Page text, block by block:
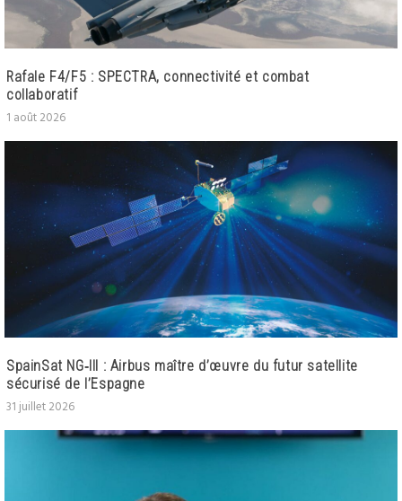
Rafale F4/F5 : SPECTRA, connectivité et combat
collaboratif
1 août 2026
SpainSat NG‑III : Airbus maître d’œuvre du futur satellite
sécurisé de l’Espagne
31 juillet 2026